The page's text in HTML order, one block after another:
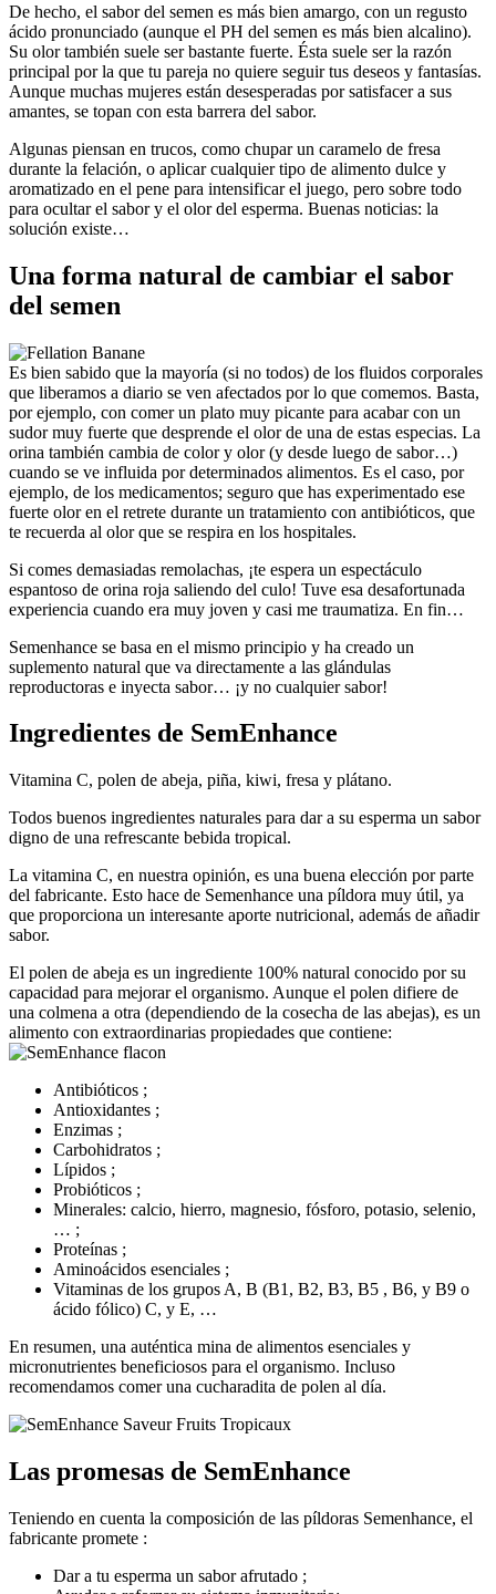
De hecho, el sabor del semen es más bien amargo, con un regusto
ácido pronunciado (aunque el PH del semen es más bien alcalino).
Su olor también suele ser bastante fuerte. Ésta suele ser la razón
principal por la que tu pareja no quiere seguir tus deseos y fantasías.
Aunque muchas mujeres están desesperadas por satisfacer a sus
amantes, se topan con esta barrera del sabor.
Algunas piensan en trucos, como chupar un caramelo de fresa
durante la felación, o aplicar cualquier tipo de alimento dulce y
aromatizado en el pene para intensificar el juego, pero sobre todo
para ocultar el sabor y el olor del esperma. Buenas noticias: la
solución existe…
Una forma natural de cambiar el sabor
del semen
Es bien sabido que la mayoría (si no todos) de los fluidos corporales
que liberamos a diario se ven afectados por lo que comemos. Basta,
por ejemplo, con comer un plato muy picante para acabar con un
sudor muy fuerte que desprende el olor de una de estas especias. La
orina también cambia de color y olor (y desde luego de sabor…)
cuando se ve influida por determinados alimentos. Es el caso, por
ejemplo, de los medicamentos; seguro que has experimentado ese
fuerte olor en el retrete durante un tratamiento con antibióticos, que
te recuerda al olor que se respira en los hospitales.
Si comes demasiadas remolachas, ¡te espera un espectáculo
espantoso de orina roja saliendo del culo! Tuve esa desafortunada
experiencia cuando era muy joven y casi me traumatiza. En fin…
Semenhance se basa en el mismo principio y ha creado un
suplemento natural que va directamente a las glándulas
reproductoras e inyecta sabor… ¡y no cualquier sabor!
Ingredientes de SemEnhance
Vitamina C, polen de abeja, piña, kiwi, fresa y plátano.
Todos buenos ingredientes naturales para dar a su esperma un sabor
digno de una refrescante bebida tropical.
La vitamina C, en nuestra opinión, es una buena elección por parte
del fabricante. Esto hace de Semenhance una píldora muy útil, ya
que proporciona un interesante aporte nutricional, además de añadir
sabor.
El polen de abeja es un ingrediente 100% natural conocido por su
capacidad para mejorar el organismo. Aunque el polen difiere de
una colmena a otra (dependiendo de la cosecha de las abejas), es un
alimento con extraordinarias propiedades que contiene:
Antibióticos ;
Antioxidantes ;
Enzimas ;
Carbohidratos ;
Lípidos ;
Probióticos ;
Minerales: calcio, hierro, magnesio, fósforo, potasio, selenio,
… ;
Proteínas ;
Aminoácidos esenciales ;
Vitaminas de los grupos A, B (B1, B2, B3, B5 , B6, y B9 o
ácido fólico) C, y E, …
En resumen, una auténtica mina de alimentos esenciales y
micronutrientes beneficiosos para el organismo. Incluso
recomendamos comer una cucharadita de polen al día.
Las promesas de SemEnhance
Teniendo en cuenta la composición de las píldoras Semenhance, el
fabricante promete :
Dar a tu esperma un sabor afrutado ;